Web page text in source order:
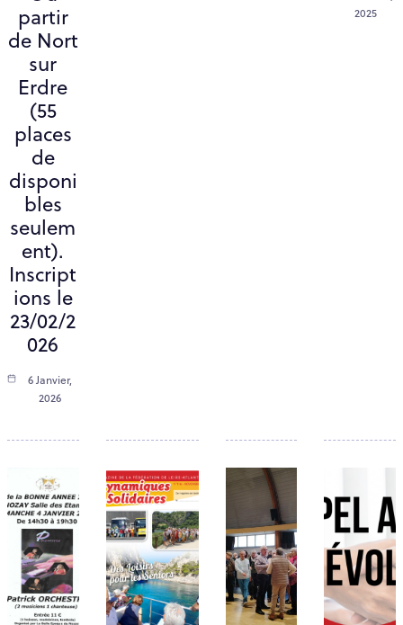
partir
de Nort
sur
Erdre
(55
places
de
disponi
bles
seulem
ent).
Inscript
ions le
23/02/2
026
6 Janvier,
2026
2025